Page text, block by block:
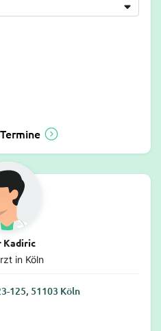
Kadiric
in Köln
125, 51103 Köln